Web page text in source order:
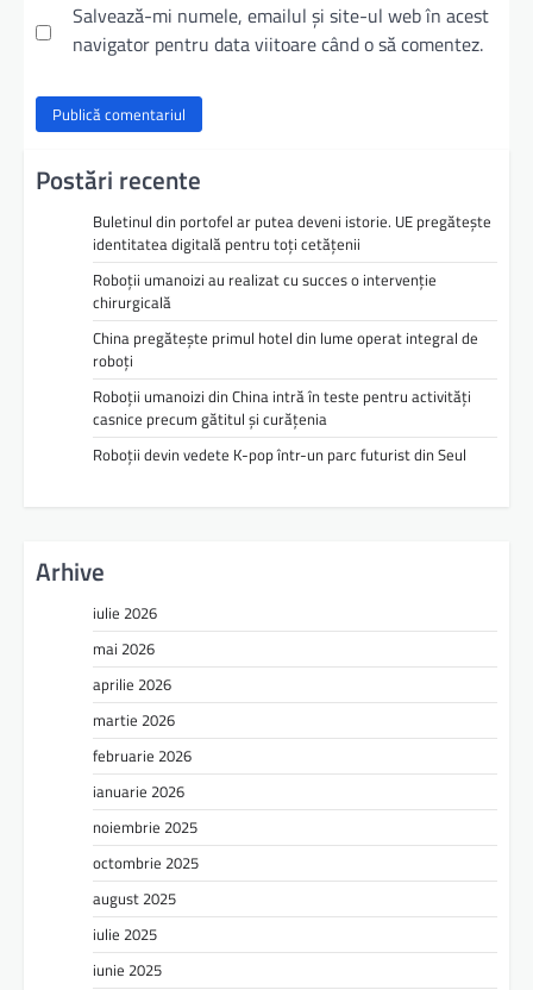
Salvează-mi numele, emailul și site-ul web în acest
navigator pentru data viitoare când o să comentez.
Postări recente
Buletinul din portofel ar putea deveni istorie. UE pregătește
identitatea digitală pentru toți cetățenii
Roboții umanoizi au realizat cu succes o intervenție
chirurgicală
China pregătește primul hotel din lume operat integral de
roboți
Roboții umanoizi din China intră în teste pentru activități
casnice precum gătitul și curățenia
Roboții devin vedete K-pop într-un parc futurist din Seul
Arhive
iulie 2026
mai 2026
aprilie 2026
martie 2026
februarie 2026
ianuarie 2026
noiembrie 2025
octombrie 2025
august 2025
iulie 2025
iunie 2025